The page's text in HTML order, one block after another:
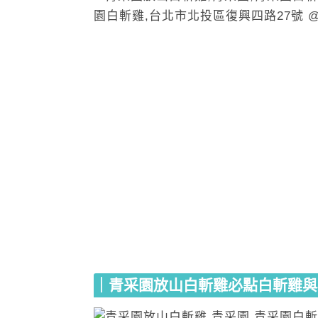
｜青采園放山白斬雞必點白斬雞